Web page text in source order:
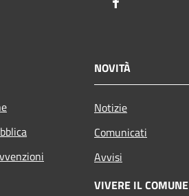
NOVITÀ
Notizie
Comunicati
Avvisi
VIVERE IL COMUNE